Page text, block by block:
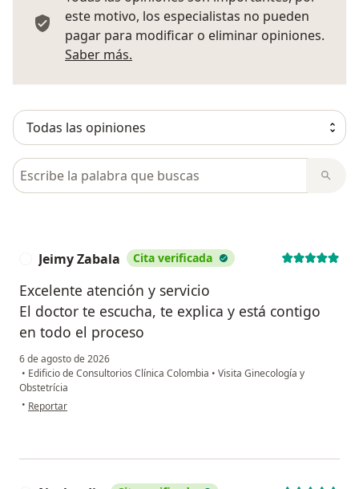
este motivo, los especialistas no pueden
pagar para modificar o eliminar opiniones.
Saber más.
Busca en opiniones
Jeimy Zabala Cita verificada
Excelente atención y servicio
El doctor te escucha, te explica y está contigo
en todo el proceso
6 de agosto de 2026
• Edificio de Consultorios Clínica Colombia • Visita Ginecología y
Obstetrícia
• en opinión del usuario Jeimy Zabala
Reportar